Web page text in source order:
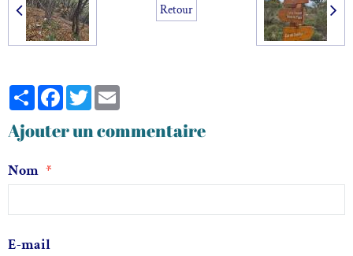
Retour
PartagerFacebook
Twitter
Ajouter un commentaire
Nom
E-mail